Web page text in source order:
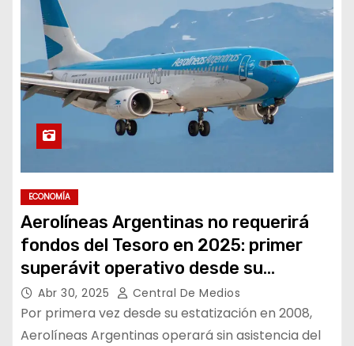
ECONOMÍA
Aerolíneas Argentinas no requerirá
fondos del Tesoro en 2025: primer
superávit operativo desde su
estatización
Abr 30, 2025 Central De Medios
Por primera vez desde su estatización en 2008,
Aerolíneas Argentinas operará sin asistencia del